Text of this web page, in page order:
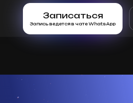
Записаться
Запись ведется в чате WhatsApp